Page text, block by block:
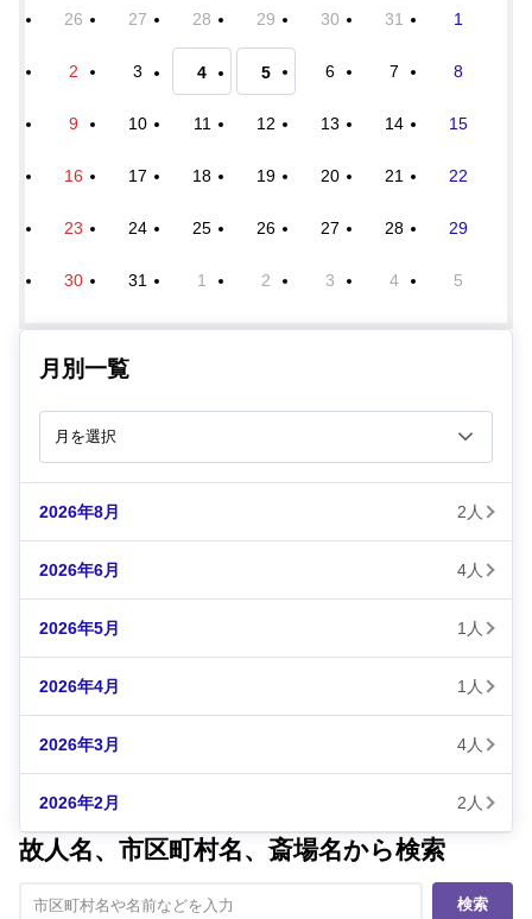
26 27 28 29 30 31 1
2 3 4 5 6 7 8
9 10 11 12 13 14 15
16 17 18 19 20 21 22
23 24 25 26 27 28 29
30 31 1 2 3 4 5
月別一覧
2026年8月 2人
2026年6月 4人
2026年5月 1人
2026年4月 1人
2026年3月 4人
2026年2月 2人
故人名、市区町村名、斎場名から検索
検索